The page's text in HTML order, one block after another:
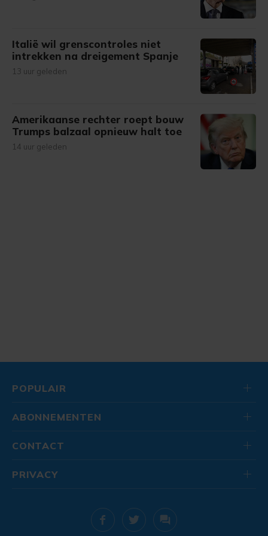
Italië wil grenscontroles niet
intrekken na dreigement Spanje
13 uur geleden
Amerikaanse rechter roept bouw
Trumps balzaal opnieuw halt toe
14 uur geleden
POPULAIR
ABONNEMENTEN
CONTACT
PRIVACY